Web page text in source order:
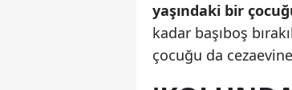
yaşındaki bir
kadar başıboş
çocuğu da